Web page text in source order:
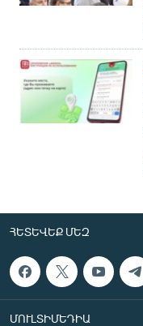
ՀԵՏԵՎԵՔ ՄԵԶ
ՄՈՒԼՏԻՄԵԴԻԱ